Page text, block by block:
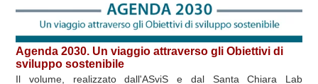
Agenda 2030. Un viaggio attraverso gli Obiettivi di
sviluppo sostenibile
Il volume, realizzato dall'ASviS e dal Santa Chiara Lab